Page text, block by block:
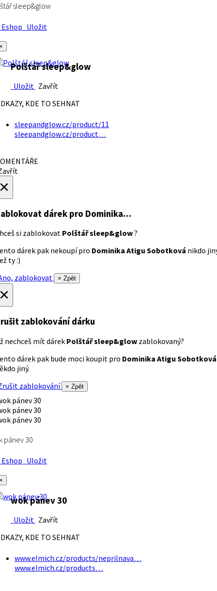
sleep&glow
Uložit
Polštář sleep&glow
Uložit Zavřít
KDE TO SEHNAT
sleepandglow.cz/product/11
sleepandglow.cz/product…
dárek pro Dominika…
si zablokovat Polštář sleep&glow?
dárek pak nekoupí pro Dominika Atigu Sobotková nikdo
ty :)
zablokovat
× Zpět
zablokování dárku
nechceš mít dárek Polštář sleep&glow zablokovaný?
dárek pak bude moci koupit pro Dominika Atigu Sobotková
jiný.
zablokování
× Zpět
pánev 30
Uložit
wok pánev 30
Uložit Zavřít
KDE TO SEHNAT
www.elmich.cz/products/neprilnava…
www.elmich.cz/products…